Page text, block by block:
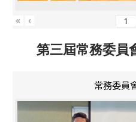
« ‹
第三屆常務委
常務委員